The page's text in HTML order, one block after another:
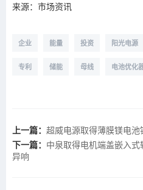
来源：市场资讯
企业 能量 投资 阳光电源
专利 储能 母线 电池优化
上一篇： 超威电源取得薄膜镁电
下一篇： 中泉取得电机端盖嵌入
异响